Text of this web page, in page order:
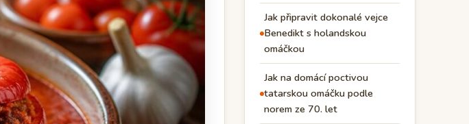
Jak připravit dokonalé vejce
Benedikt s holandskou
omáčkou
Jak na domácí poctivou
tatarskou omáčku podle
norem ze 70. let